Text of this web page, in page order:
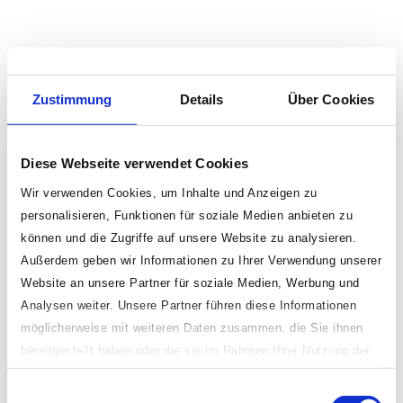
Zustimmung Details Über Cookies
Diese Webseite verwendet Cookies
Wir verwenden Cookies, um Inhalte und Anzeigen zu
personalisieren, Funktionen für soziale Medien anbieten zu
können und die Zugriffe auf unsere Website zu analysieren.
Außerdem geben wir Informationen zu Ihrer Verwendung unserer
Website an unsere Partner für soziale Medien, Werbung und
Analysen weiter. Unsere Partner führen diese Informationen
möglicherweise mit weiteren Daten zusammen, die Sie ihnen
bereitgestellt haben oder die sie im Rahmen Ihrer Nutzung der
Dienste gesammelt haben.
Indem Sie „erlauben oder zulassen“ klicken, stimmen Sie